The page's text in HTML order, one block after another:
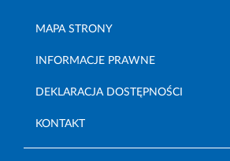
MAPA STRONY
INFORMACJE PRAWNE
DEKLARACJA DOSTĘPNOŚCI
KONTAKT